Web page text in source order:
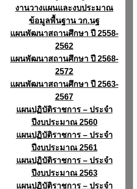
งานวางแผนและงบประมาณ
ข้อมูลพื้นฐาน วก.นฐ
แผนพัฒนาสถานศึกษา ปี 2558-
2562
แผนพัฒนาสถานศึกษา ปี 2568-
2572
แผนพัฒนาสถานศึกษา ปี 2563-
2567
แผนปฏิบัติราชการ – ประจำ
ปีงบประมาณ 2560
แผนปฏิบัติราชการ – ประจำ
ปีงบประมาณ 2561
แผนปฏิบัติราชการ – ประจำ
ปีงบประมาณ 2563
แผนปฏิบัติราชการ – ประจำ